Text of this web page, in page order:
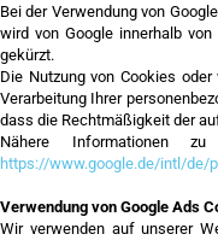
Bei der Verwendung von
wird von Google innerhalb
gekürzt.
Die Nutzung von Cookies
Verarbeitung Ihrer
dass die Rechtmäßigkeit der
Nähere Informationen
https://www.google.de/intl/de/
Verwendung von Google Ads
Wir verwenden auf unserer